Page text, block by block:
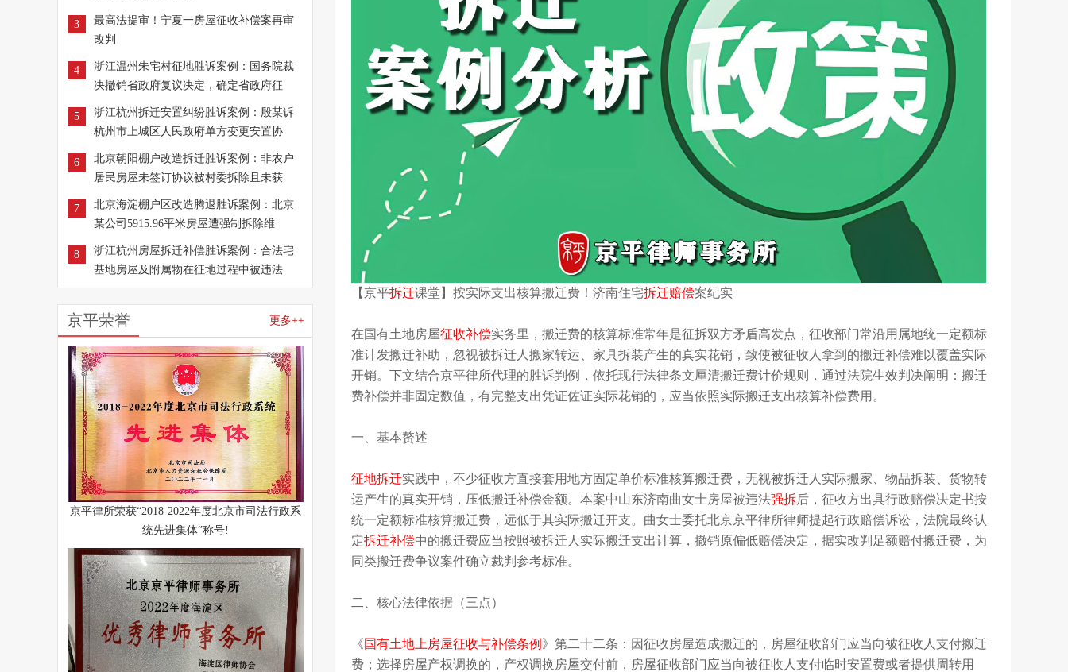
3
最高法提审！宁夏一房屋征收补偿案再审
改判
4
浙江温州朱宅村征地胜诉案例：国务院裁
决撤销省政府复议决定，确定省政府征
5
浙江杭州拆迁安置纠纷胜诉案例：殷某诉
杭州市上城区人民政府单方变更安置协
6
北京朝阳棚户改造拆迁胜诉案例：非农户
居民房屋未签订协议被村委拆除且未获
7
北京海淀棚户区改造腾退胜诉案例：北京
某公司5915.96平米房屋遭强制拆除维
8
浙江杭州房屋拆迁补偿胜诉案例：合法宅
基地房屋及附属物在征地过程中被违法
京平荣誉 更多++
京平律所荣获“2018-2022年度北京市司法行政系
统先进集体”称号!
【京平拆迁课堂】按实际支出核算搬迁费！济南住宅拆迁赔偿案纪实
在国有土地房屋征收补偿实务里，搬迁费的核算标准常年是征拆双方矛盾高发点，征收部门常沿用属地统一定额标
准计发搬迁补助，忽视被拆迁人搬家转运、家具拆装产生的真实花销，致使被征收人拿到的搬迁补偿难以覆盖实际
开销。下文结合京平律所代理的胜诉判例，依托现行法律条文厘清搬迁费计价规则，通过法院生效判决阐明：搬迁
费补偿并非固定数值，有完整支出凭证佐证实际花销的，应当依照实际搬迁支出核算补偿费用。
一、基本赘述
征地拆迁实践中，不少征收方直接套用地方固定单价标准核算搬迁费，无视被拆迁人实际搬家、物品拆装、货物转
运产生的真实开销，压低搬迁补偿金额。本案中山东济南曲女士房屋被违法强拆后，征收方出具行政赔偿决定书按
统一定额标准核算搬迁费，远低于其实际搬迁开支。曲女士委托北京京平律所律师提起行政赔偿诉讼，法院最终认
定拆迁补偿中的搬迁费应当按照被拆迁人实际搬迁支出计算，撤销原偏低赔偿决定，据实改判足额赔付搬迁费，为
同类搬迁费争议案件确立裁判参考标准。
二、核心法律依据（三点）
《国有土地上房屋征收与补偿条例 》第二十二条：因征收房屋造成搬迁的，房屋征收部门应当向被征收人支付搬迁
费；选择房屋产权调换的，产权调换房屋交付前，房屋征收部门应当向被征收人支付临时安置费或者提供周转用